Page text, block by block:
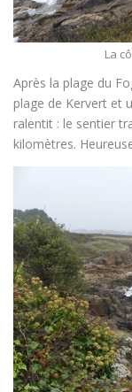
La
Après la plage du
plage de Kervert et
ralentit : le sentier
kilomètres.